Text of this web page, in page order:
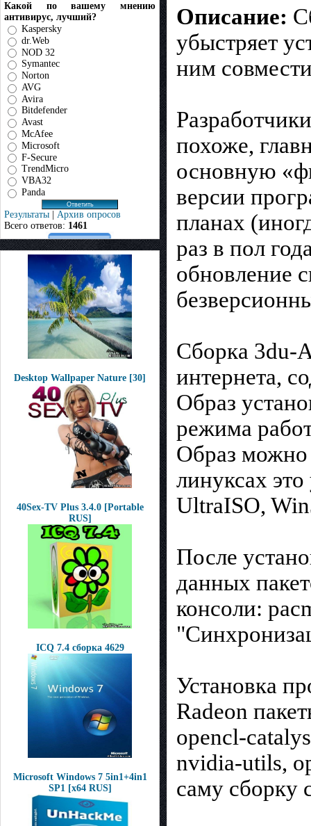
Какой по вашему мнению
антивирус, лучший?
Kaspersky
dr.Web
NOD 32
Symantec
Norton
AVG
Avira
Bitdefender
Avast
McAfee
Microsoft
F-Secure
TrendMicro
VBA32
Panda
Результаты | Архив опросов
Всего ответов: 1461
Desktop Wallpaper Nature [30]
40Sex-TV Plus 3.4.0 [Portable
RUS]
ICQ 7.4 сборка 4629
Microsoft Windows 7 5in1+4in1
SP1 [x64 RUS]
Описание:
убыстряет
ним
похоже,
основную
версии
планах
раз в пол
обновление
Сборка 3du-
интернета,
Образ
режима
Образ можно
линуксах
UltraISO,
После
данных
консоли:
Установка
Radeon
opencl-
nvidia-utils,
саму сборку